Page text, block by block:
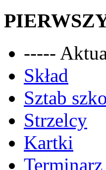
-----
Skład
Sztab
Strzelcy
Kartki
Terminarz